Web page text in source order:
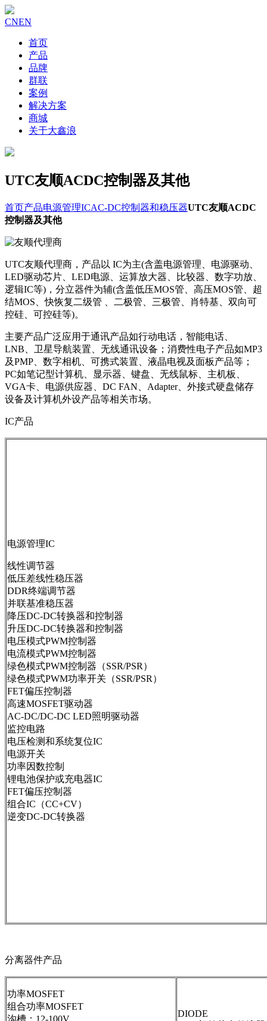
CNEN
首页
产品
品牌
群联
案例
解决方案
商城
关于大鑫浪
UTC友顺ACDC控制器及其他
首页产品电源管理ICAC-DC控制器和稳压器UTC友顺ACDC
控制器及其他
UTC友顺代理商，产品以 IC为主(含盖电源管理、电源驱动、
LED驱动芯片、LED电源、运算放大器、比较器、数字功放、
逻辑IC等)，分立器件为辅(含盖低压MOS管、高压MOS管、超
结MOS、快恢复二级管 、二极管、三极管、肖特基、双向可
控硅、可控硅等)。
主要产品广泛应用于通讯产品如行动电话，智能电话、
LNB、卫星导航装置、无线通讯设备；消费性电子产品如MP3
及PMP、数字相机、可携式装置、液晶电视及面板产品等；
PC如笔记型计算机、显示器、键盘、无线鼠标、主机板、
VGA卡、电源供应器、DC FAN、Adapter、外接式硬盘储存
设备及计算机外设产品等相关市场。
IC产品
电源管理IC
线性调节器
低压差线性稳压器
DDR终端调节器
并联基准稳压器
降压DC-DC转换器和控制器
升压DC-DC转换器和控制器
电压模式PWM控制器
电流模式PWM控制器
绿色模式PWM控制器（SSR/PSR）
绿色模式PWM功率开关（SSR/PSR）
FET偏压控制器
高速MOSFET驱动器
AC-DC/DC-DC LED照明驱动器
监控电路
电压检测和系统复位IC
电源开关
功率因数控制
锂电池保护或充电器IC
FET偏压控制器
组合IC（CC+CV）
逆变DC-DC转换器
分离器件产品
功率MOSFET
组合功率MOSFET
沟槽：12-100V
DIODE